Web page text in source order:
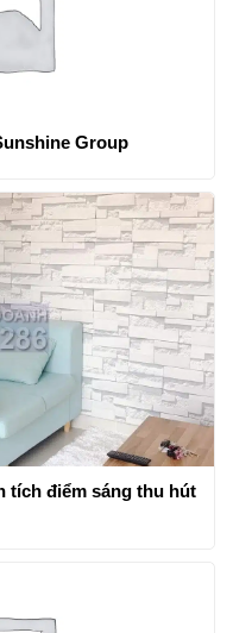
Group
tích điểm sáng thu hút